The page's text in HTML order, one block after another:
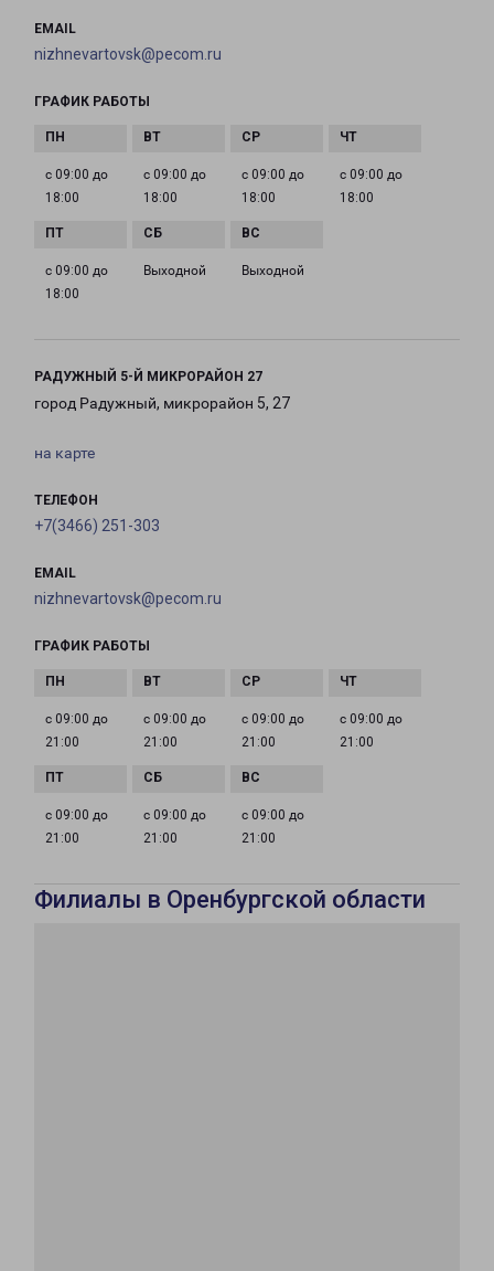
EMAIL
nizhnevartovsk@pecom.ru
ГРАФИК РАБОТЫ
с 09:00 до
18:00
с 09:00 до
18:00
с 09:00 до
18:00
с 09:00 до
18:00
с 09:00 до
18:00
Выходной Выходной
РАДУЖНЫЙ 5-Й МИКРОРАЙОН 27
город Радужный, микрорайон 5, 27
на карте
ТЕЛЕФОН
+7(3466) 251-303
EMAIL
nizhnevartovsk@pecom.ru
ГРАФИК РАБОТЫ
с 09:00 до
21:00
с 09:00 до
21:00
с 09:00 до
21:00
с 09:00 до
21:00
с 09:00 до
21:00
с 09:00 до
21:00
с 09:00 до
21:00
Филиалы в Оренбургской области